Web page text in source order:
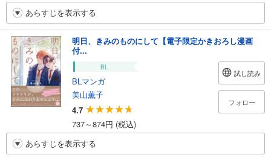
あらすじを表示する
明日、きみのものにして【電子限定かきおろし漫画
付...
BL
BLマンガ
美山薫子
4.7
737～874円 (税込)
試し読み
フォロー
あらすじを表示する